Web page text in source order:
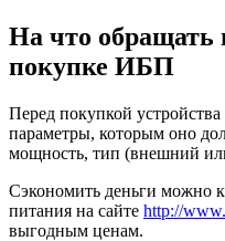
На что обращать
покупке ИБП
Перед покупкой
параметры, которым оно
мощность, тип (внешний
Сэкономить деньги можно
питания на сайте http://
выгодным ценам.